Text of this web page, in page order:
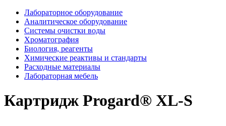
Лабораторное оборудование
Аналитическое оборудование
Системы очистки воды
Хроматография
Биология, реагенты
Химические реактивы и стандарты
Расходные материалы
Лабораторная мебель
Картридж Progard® XL-S